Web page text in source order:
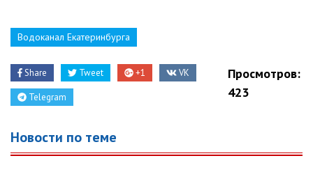
Водоканал Екатеринбурга
Share Tweet +1 VK
Telegram
Просмотров:
423
Новости по теме